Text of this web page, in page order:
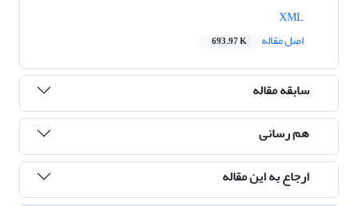
اصل مقاله
693.97 K
سابقه مقاله
هم رسانی
ارجاع به این مقاله